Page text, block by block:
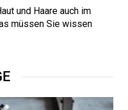
und Haare auch im
müssen Sie wissen